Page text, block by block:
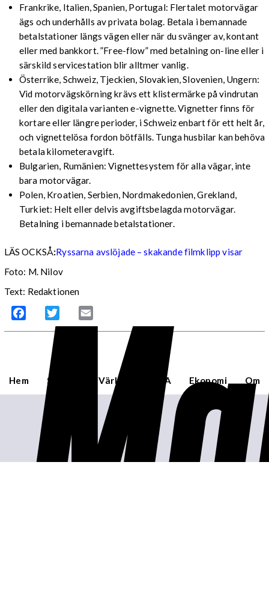
Frankrike, Italien, Spanien, Portugal: Flertalet motorvägar
ägs och underhålls av privata bolag. Betala i bemannade
betalstationer längs vägen eller när du svänger av, kontant
eller med bankkort. ”Free-flow” med betalning on-line eller i
särskild servicestation blir alltmer vanlig.
Österrike, Schweiz, Tjeckien, Slovakien, Slovenien, Ungern:
Vid motorvägskörning krävs ett klistermärke på vindrutan
eller den digitala varianten e-vignette. Vignetter finns för
kortare eller längre perioder, i Schweiz enbart för ett helt år,
och vignettelösa fordon bötfälls. Tunga husbilar kan behöva
betala kilometeravgift.
Bulgarien, Rumänien: Vignettesystem för alla vägar, inte
bara motorvägar.
Polen, Kroatien, Serbien, Nordmakedonien, Grekland,
Turkiet: Helt eller delvis avgiftsbelagda motorvägar.
Betalning i bemannade betalstationer.
LÄS OCKSÅ:Ryssarna avslöjade – skakande filmklipp visar
Foto: M. Nilov
Text: Redaktionen
Facebook Twitter
Hem Sverige Världen USA Ekonomi Om